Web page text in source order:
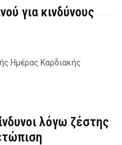
για κινδύνους
Ημέρας Καρδιακής
λόγω ζέστης